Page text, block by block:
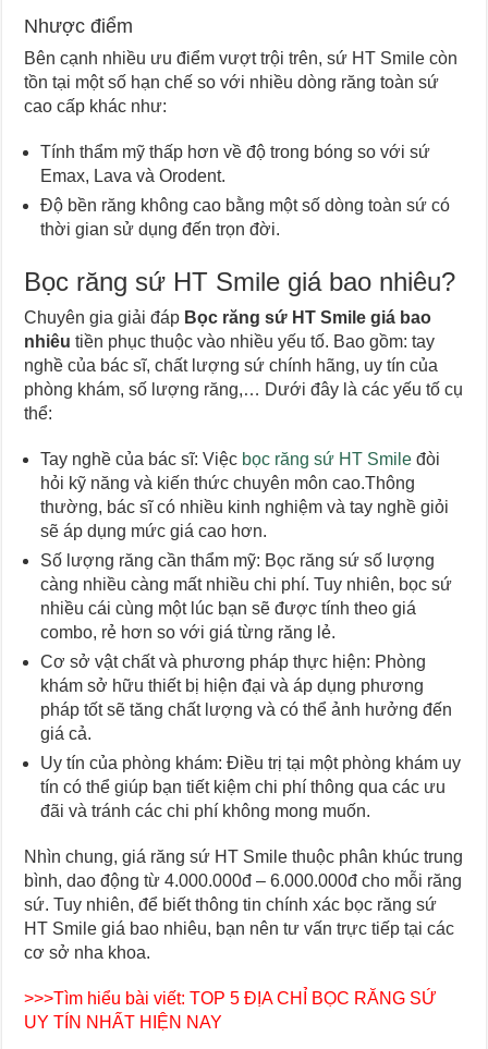
Nhược điểm
Bên cạnh nhiều ưu điểm vượt trội trên, sứ HT Smile còn
tồn tại một số hạn chế so với nhiều dòng răng toàn sứ
cao cấp khác như:
Tính thẩm mỹ thấp hơn về độ trong bóng so với sứ
Emax, Lava và Orodent.
Độ bền răng không cao bằng một số dòng toàn sứ có
thời gian sử dụng đến trọn đời.
Bọc răng sứ HT Smile giá bao nhiêu?
Chuyên gia giải đáp Bọc răng sứ HT Smile giá bao
nhiêu tiền phục thuộc vào nhiều yếu tố. Bao gồm: tay
nghề của bác sĩ, chất lượng sứ chính hãng, uy tín của
phòng khám, số lượng răng,… Dưới đây là các yếu tố cụ
thể:
Tay nghề của bác sĩ: Việc bọc răng sứ HT Smile đòi
hỏi kỹ năng và kiến thức chuyên môn cao.Thông
thường, bác sĩ có nhiều kinh nghiệm và tay nghề giỏi
sẽ áp dụng mức giá cao hơn.
Số lượng răng cần thẩm mỹ: Bọc răng sứ số lượng
càng nhiều càng mất nhiều chi phí. Tuy nhiên, bọc sứ
nhiều cái cùng một lúc bạn sẽ được tính theo giá
combo, rẻ hơn so với giá từng răng lẻ.
Cơ sở vật chất và phương pháp thực hiện: Phòng
khám sở hữu thiết bị hiện đại và áp dụng phương
pháp tốt sẽ tăng chất lượng và có thể ảnh hưởng đến
giá cả.
Uy tín của phòng khám: Điều trị tại một phòng khám uy
tín có thể giúp bạn tiết kiệm chi phí thông qua các ưu
đãi và tránh các chi phí không mong muốn.
Nhìn chung, giá răng sứ HT Smile thuộc phân khúc trung
bình, dao động từ 4.000.000đ – 6.000.000đ cho mỗi răng
sứ. Tuy nhiên, để biết thông tin chính xác bọc răng sứ
HT Smile giá bao nhiêu, bạn nên tư vấn trực tiếp tại các
cơ sở nha khoa.
>>>Tìm hiểu bài viết:TOP 5 ĐỊA CHỈ BỌC RĂNG SỨ
UY TÍN NHẤT HIỆN NAY